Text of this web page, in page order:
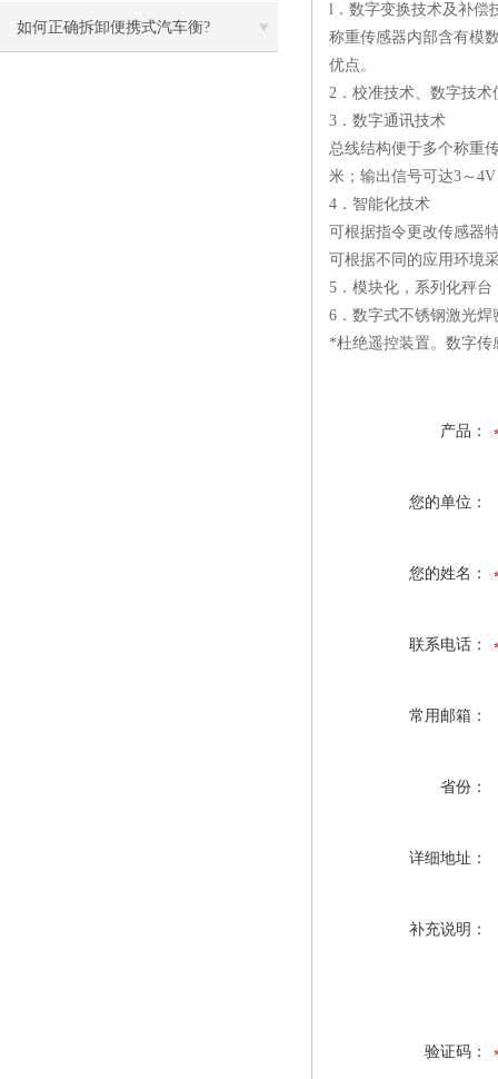
如何正确拆卸便携式汽车衡?
l．数字变换技术及补偿
称重传感器内部含有模
优点。
2．校准技术、数字技
3．数字通讯技术
总线结构便于多个称重
米；输出信号可达3～
4．智能化技术
可根据指令更改传感器
可根据不同的应用环境
5．模块化，系列化秤台
6．数字式不锈钢激光
*杜绝遥控装置。数字
产品：
您的单位：
您的姓名：
联系电话：
常用邮箱：
省份：
详细地址：
补充说明：
验证码：